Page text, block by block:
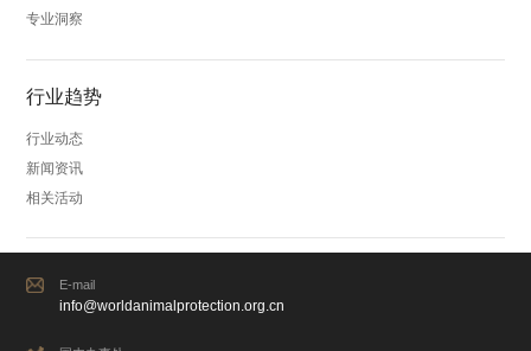
专业洞察
行业趋势
行业动态
新闻资讯
相关活动
E-mail
info@worldanimalprotection.org.cn